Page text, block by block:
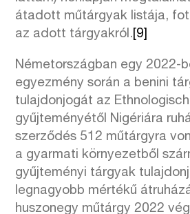
átadott műtárgyak listája,
az adott tárgyakról. [9]
Németországban egy 2022-
egyezmény során a benini
tulajdonjogát az
gyűjteményétől Nigériára
szerződés 512 műtárgyra
a gyarmati környezetből
gyűjteményi tárgyak
legnagyobb mértékű
huszonegy műtárgy 2022